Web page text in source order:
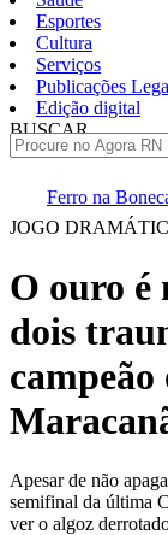
Esportes
Cultura
Serviços
Publicações
Edição digital
BUSCAR
celebra 25 anos
Pular
conteúdo
JOGO
O ouro é
dois
Apesar de não
semifinal da última
ver o algoz